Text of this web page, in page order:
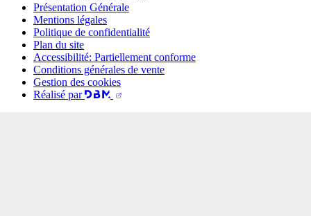
Présentation Générale
Mentions légales
Politique de confidentialité
Plan du site
Accessibilité: Partiellement conforme
Conditions générales de vente
Gestion des cookies
Réalisé par